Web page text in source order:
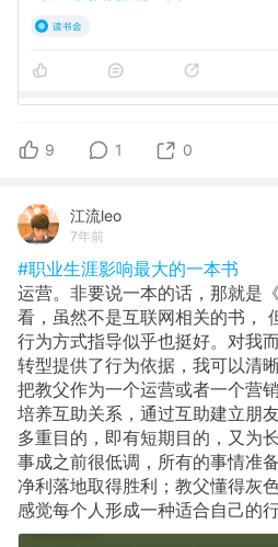
9 1 0
江流leo
7年前
#职业生涯影响最大的一本书
运营。非要说一本的话，那就是
看，虽然不是互联网相关的书，
行为方式指导似乎也挺好。对我
转型提供了行为依据，我可以清
把教父作为一个运营或者一个营
培养互助关系，通过互助建立朋
多重目的，即有短期目的，又为
事成之前很低调，所有的事情准
净利落地取得胜利；教父懂得灰
感觉每个人形成一种适合自己的